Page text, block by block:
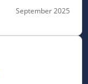
September 2025